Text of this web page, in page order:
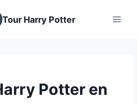
Tour Harry Potter
Potter en